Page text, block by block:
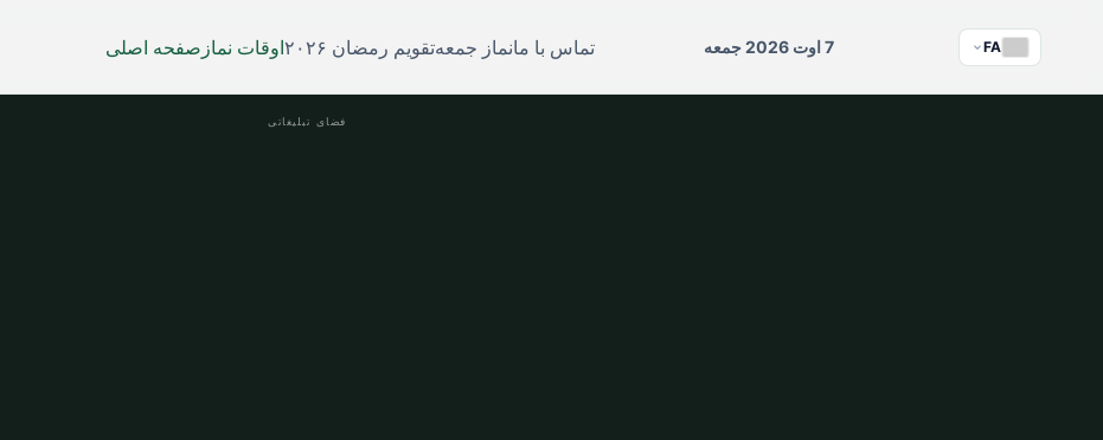
صفحه اصلی اوقات نماز تقویم رمضان ۲۰۲۶نماز جمعهتماس با ما 7 اوت 2026 جمعه FA
فضای تبلیغاتی